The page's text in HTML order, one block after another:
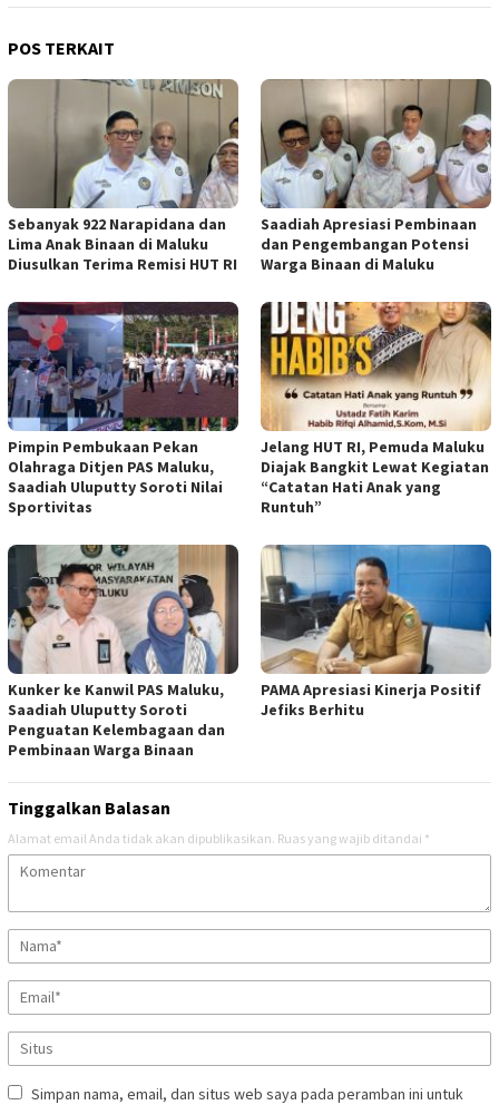
POS TERKAIT
Sebanyak 922 Narapidana dan
Lima Anak Binaan di Maluku
Diusulkan Terima Remisi HUT RI
Saadiah Apresiasi Pembinaan
dan Pengembangan Potensi
Warga Binaan di Maluku
Pimpin Pembukaan Pekan
Olahraga Ditjen PAS Maluku,
Saadiah Uluputty Soroti Nilai
Sportivitas
Jelang HUT RI, Pemuda Maluku
Diajak Bangkit Lewat Kegiatan
“Catatan Hati Anak yang
Runtuh”
Kunker ke Kanwil PAS Maluku,
Saadiah Uluputty Soroti
Penguatan Kelembagaan dan
Pembinaan Warga Binaan
PAMA Apresiasi Kinerja Positif
Jefiks Berhitu
Tinggalkan Balasan
Alamat email Anda tidak akan dipublikasikan. Ruas yang wajib ditandai *
Simpan nama, email, dan situs web saya pada peramban ini untuk